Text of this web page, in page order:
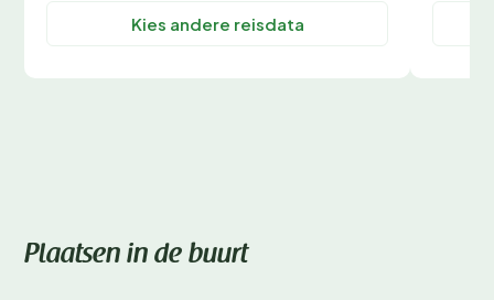
Kies andere reisdata
Plaatsen in de buurt